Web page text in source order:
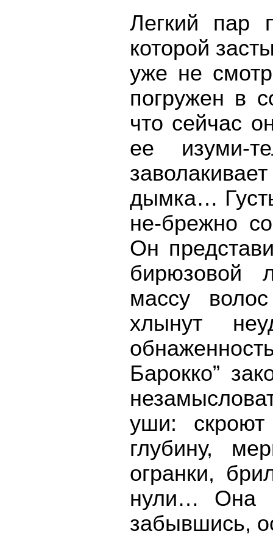
Легкий пар
которой
уже не
погружен в
что сейчас
ее изуми-
дымка…
не-брежно
Он
бирюзовой
массу
хлынут
Барокко”
уши: скроют
глубину,
огранки,
нули… Она
забывшись,